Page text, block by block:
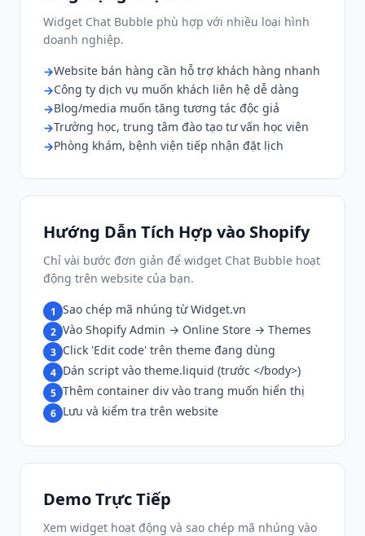
Widget Chat Bubble phù hợp với nhiều loại hình
doanh nghiệp.
Website bán hàng cần hỗ trợ khách hàng nhanh
Công ty dịch vụ muốn khách liên hệ dễ dàng
Blog/media muốn tăng tương tác độc giả
Trường học, trung tâm đào tạo tư vấn học viên
Phòng khám, bệnh viện tiếp nhận đặt lịch
Hướng Dẫn Tích Hợp vào Shopify
Chỉ vài bước đơn giản để widget Chat Bubble hoạt
động trên website của bạn.
1 Sao chép mã nhúng từ Widget.vn
2 Vào Shopify Admin → Online Store → Themes
3 Click 'Edit code' trên theme đang dùng
4 Dán script vào theme.liquid (trước </body>)
5 Thêm container div vào trang muốn hiển thị
6 Lưu và kiểm tra trên website
Demo Trực Tiếp
Xem widget hoạt động và sao chép mã nhúng vào